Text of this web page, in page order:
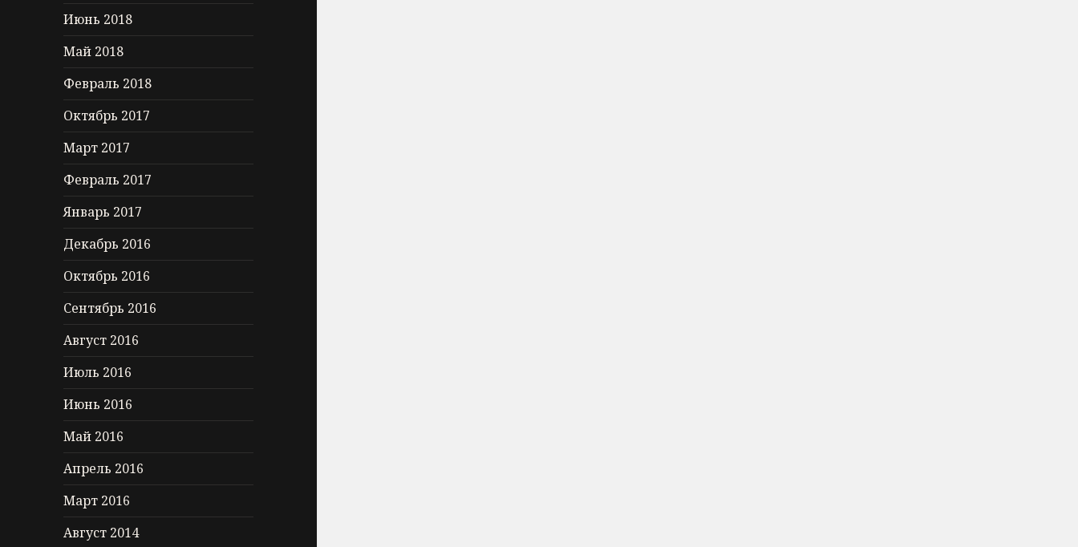
Июнь 2018
Май 2018
Февраль 2018
Октябрь 2017
Март 2017
Февраль 2017
Январь 2017
Декабрь 2016
Октябрь 2016
Сентябрь 2016
Август 2016
Июль 2016
Июнь 2016
Май 2016
Апрель 2016
Март 2016
Август 2014